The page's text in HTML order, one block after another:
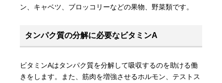
ン、キャベツ、ブロッコリーなどの果物、野菜類です。
タンパク質の分解に必要なビタミンA
ビタミンAはタンパク質を分解して吸収するのを助ける働
きをします。また、筋肉を増強させるホルモン、テストス